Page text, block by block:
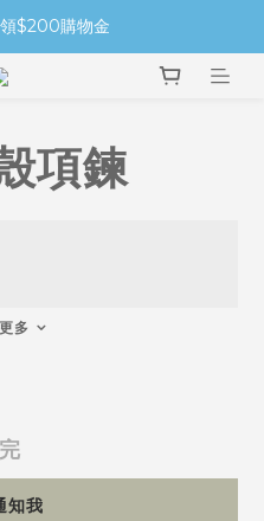
$200購物金
項鍊
多
知我